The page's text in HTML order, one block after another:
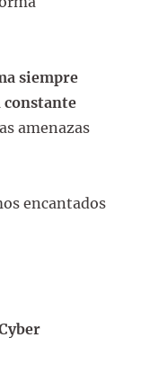
siempre
constante
amenazas
encantados